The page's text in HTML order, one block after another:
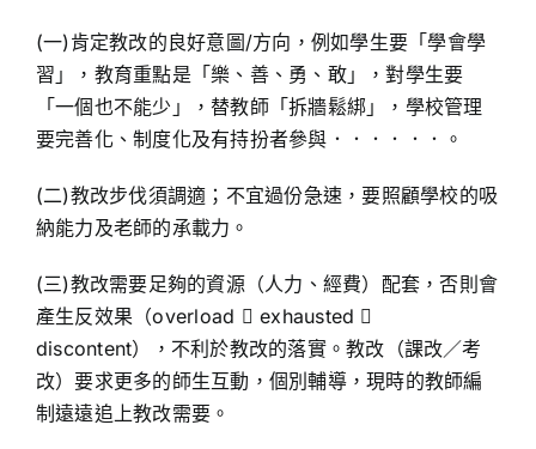
(一)肯定教改的良好意圖/方向，例如學生要「學會學
習」，教育重點是「樂、善、勇、敢」，對學生要
「一個也不能少」，替教師「拆牆鬆綁」，學校管理
要完善化、制度化及有持扮者參與．．．．．．。
(二)教改步伐須調適；不宜過份急速，要照顧學校的吸
納能力及老師的承載力。
(三)教改需要足夠的資源（人力、經費）配套，否則會
產生反效果（overload  exhausted 
discontent），不利於教改的落實。教改（課改／考
改）要求更多的師生互動，個別輔導，現時的教師編
制遠遠追上教改需要。